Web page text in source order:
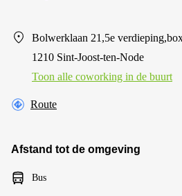
Bolwerklaan 21,5e
1210 Sint-Joost-ten-Node
Toon alle сoworking in de buurt
Route
Afstand tot de omgeving
Bus